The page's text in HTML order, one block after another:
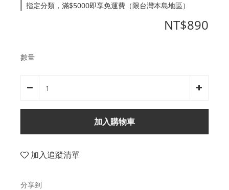
指定分類，滿$5000即享免運費（限台灣本島地區）
NT$890
數量
加入購物車
加入追蹤清單
分享到